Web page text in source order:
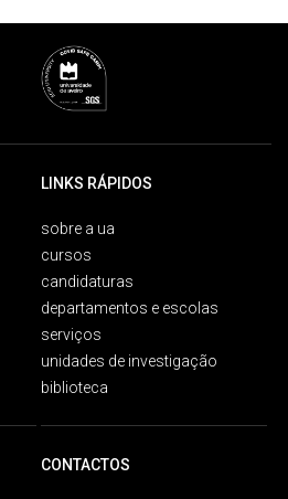
LINKS RÁPIDOS
sobre a ua
cursos
candidaturas
departamentos e escolas
serviços
unidades de investigação
biblioteca
CONTACTOS